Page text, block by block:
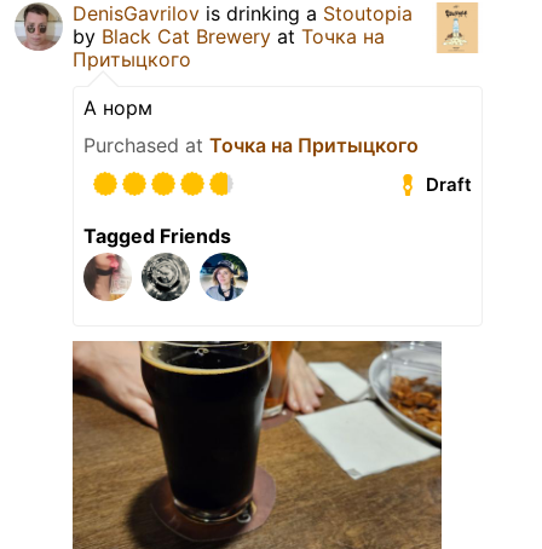
DenisGavrilov is drinking a Stoutopia
by Black Cat Brewery at Точка на
Притыцкого
А норм
Purchased at Точка на Притыцкого
Draft
Tagged Friends